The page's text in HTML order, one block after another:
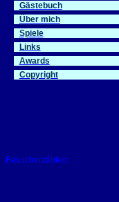
Gästebuch
Über mich
Spiele
Links
Awards
Copyright
Besucherzähler: